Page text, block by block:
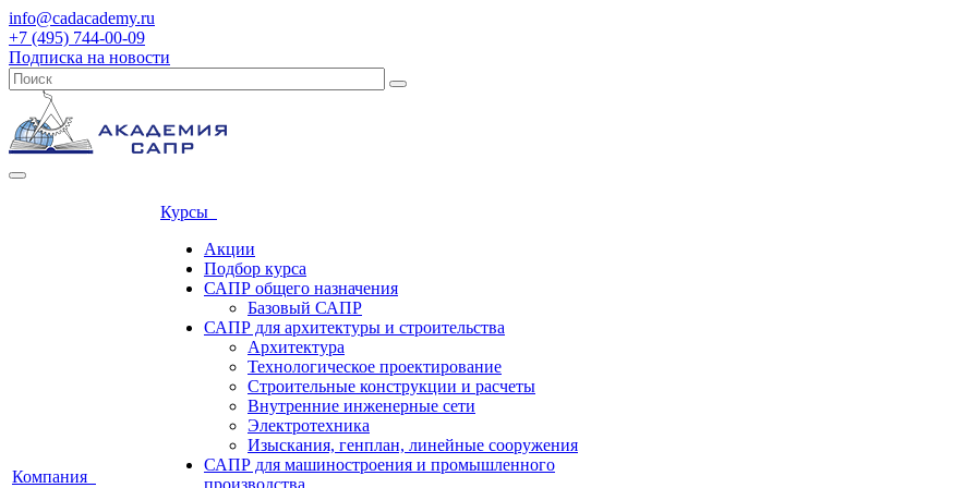
info@cadacademy.ru
+7 (495) 744-00-09
Подписка на новости
Компания
Курсы
Акции
Подбор курса
САПР общего назначения
Базовый САПР
САПР для архитектуры и строительства
Архитектура
Технологическое проектирование
Строительные конструкции и расчеты
Внутренние инженерные сети
Электротехника
Изыскания, генплан, линейные сооружения
САПР для машиностроения и промышленного
производства